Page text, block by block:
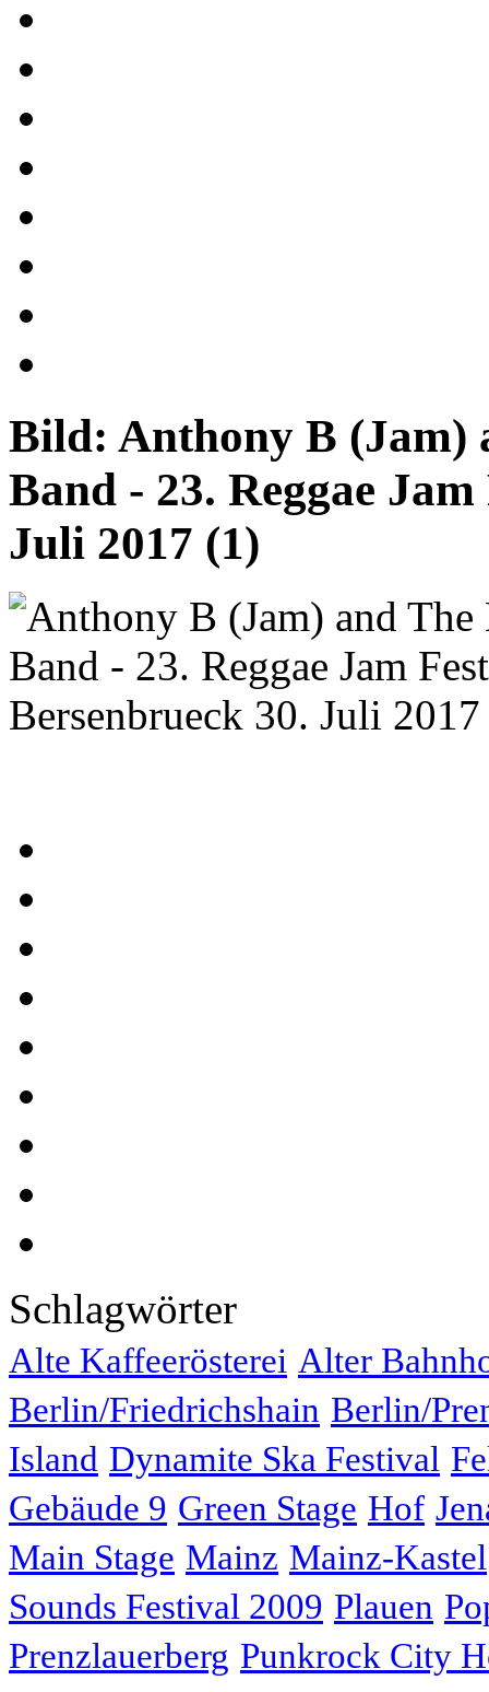
Bild: Anthony B (Jam)
Band - 23. Reggae
Juli 2017 (1)
Schlagwörter
Alte Kaffeerösterei Alter
Berlin/Friedrichshain Berlin/
Island Dynamite Ska Festival
Gebäude 9 Green Stage Hof
Main Stage Mainz Mainz-Kastel
Sounds Festival 2009 Plauen
Prenzlauerberg Punkrock City